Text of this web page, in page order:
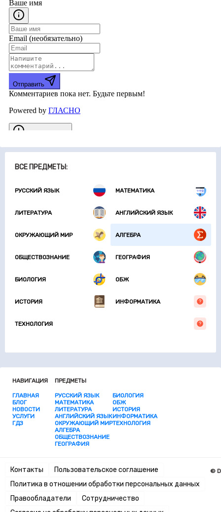
ВСЕ ПРЕДМЕТЫ:
РУССКИЙ ЯЗЫК МАТЕМАТИКА
ЛИТЕРАТУРА АНГЛИЙСКИЙ ЯЗЫК
ОКРУЖАЮЩИЙ МИР АЛГЕБРА
ОБЩЕСТВОЗНАНИЕ ГЕОГРАФИЯ
БИОЛОГИЯ ОБЖ
ИСТОРИЯ ИНФОРМАТИКА
ТЕХНОЛОГИЯ
НАВИГАЦИЯ
ГЛАВНАЯ
БЛОГ
НОВОСТИ
УСЛУГИ
ГДЗ
ПРЕДМЕТЫ
РУССКИЙ ЯЗЫК
МАТЕМАТИКА
ЛИТЕРАТУРА
АНГЛИЙСКИЙ ЯЗЫК
ОКРУЖАЮЩИЙ МИР
АЛГЕБРА
ОБЩЕСТВОЗНАНИЕ
ГЕОГРАФИЯ
БИОЛОГИЯ
ОБЖ
ИСТОРИЯ
ИНФОРМАТИКА
ТЕХНОЛОГИЯ
Контакты
Пользовательское соглашение
Политика в отношении обработки персональных данных
Правообладатели
Сотрудничество
©